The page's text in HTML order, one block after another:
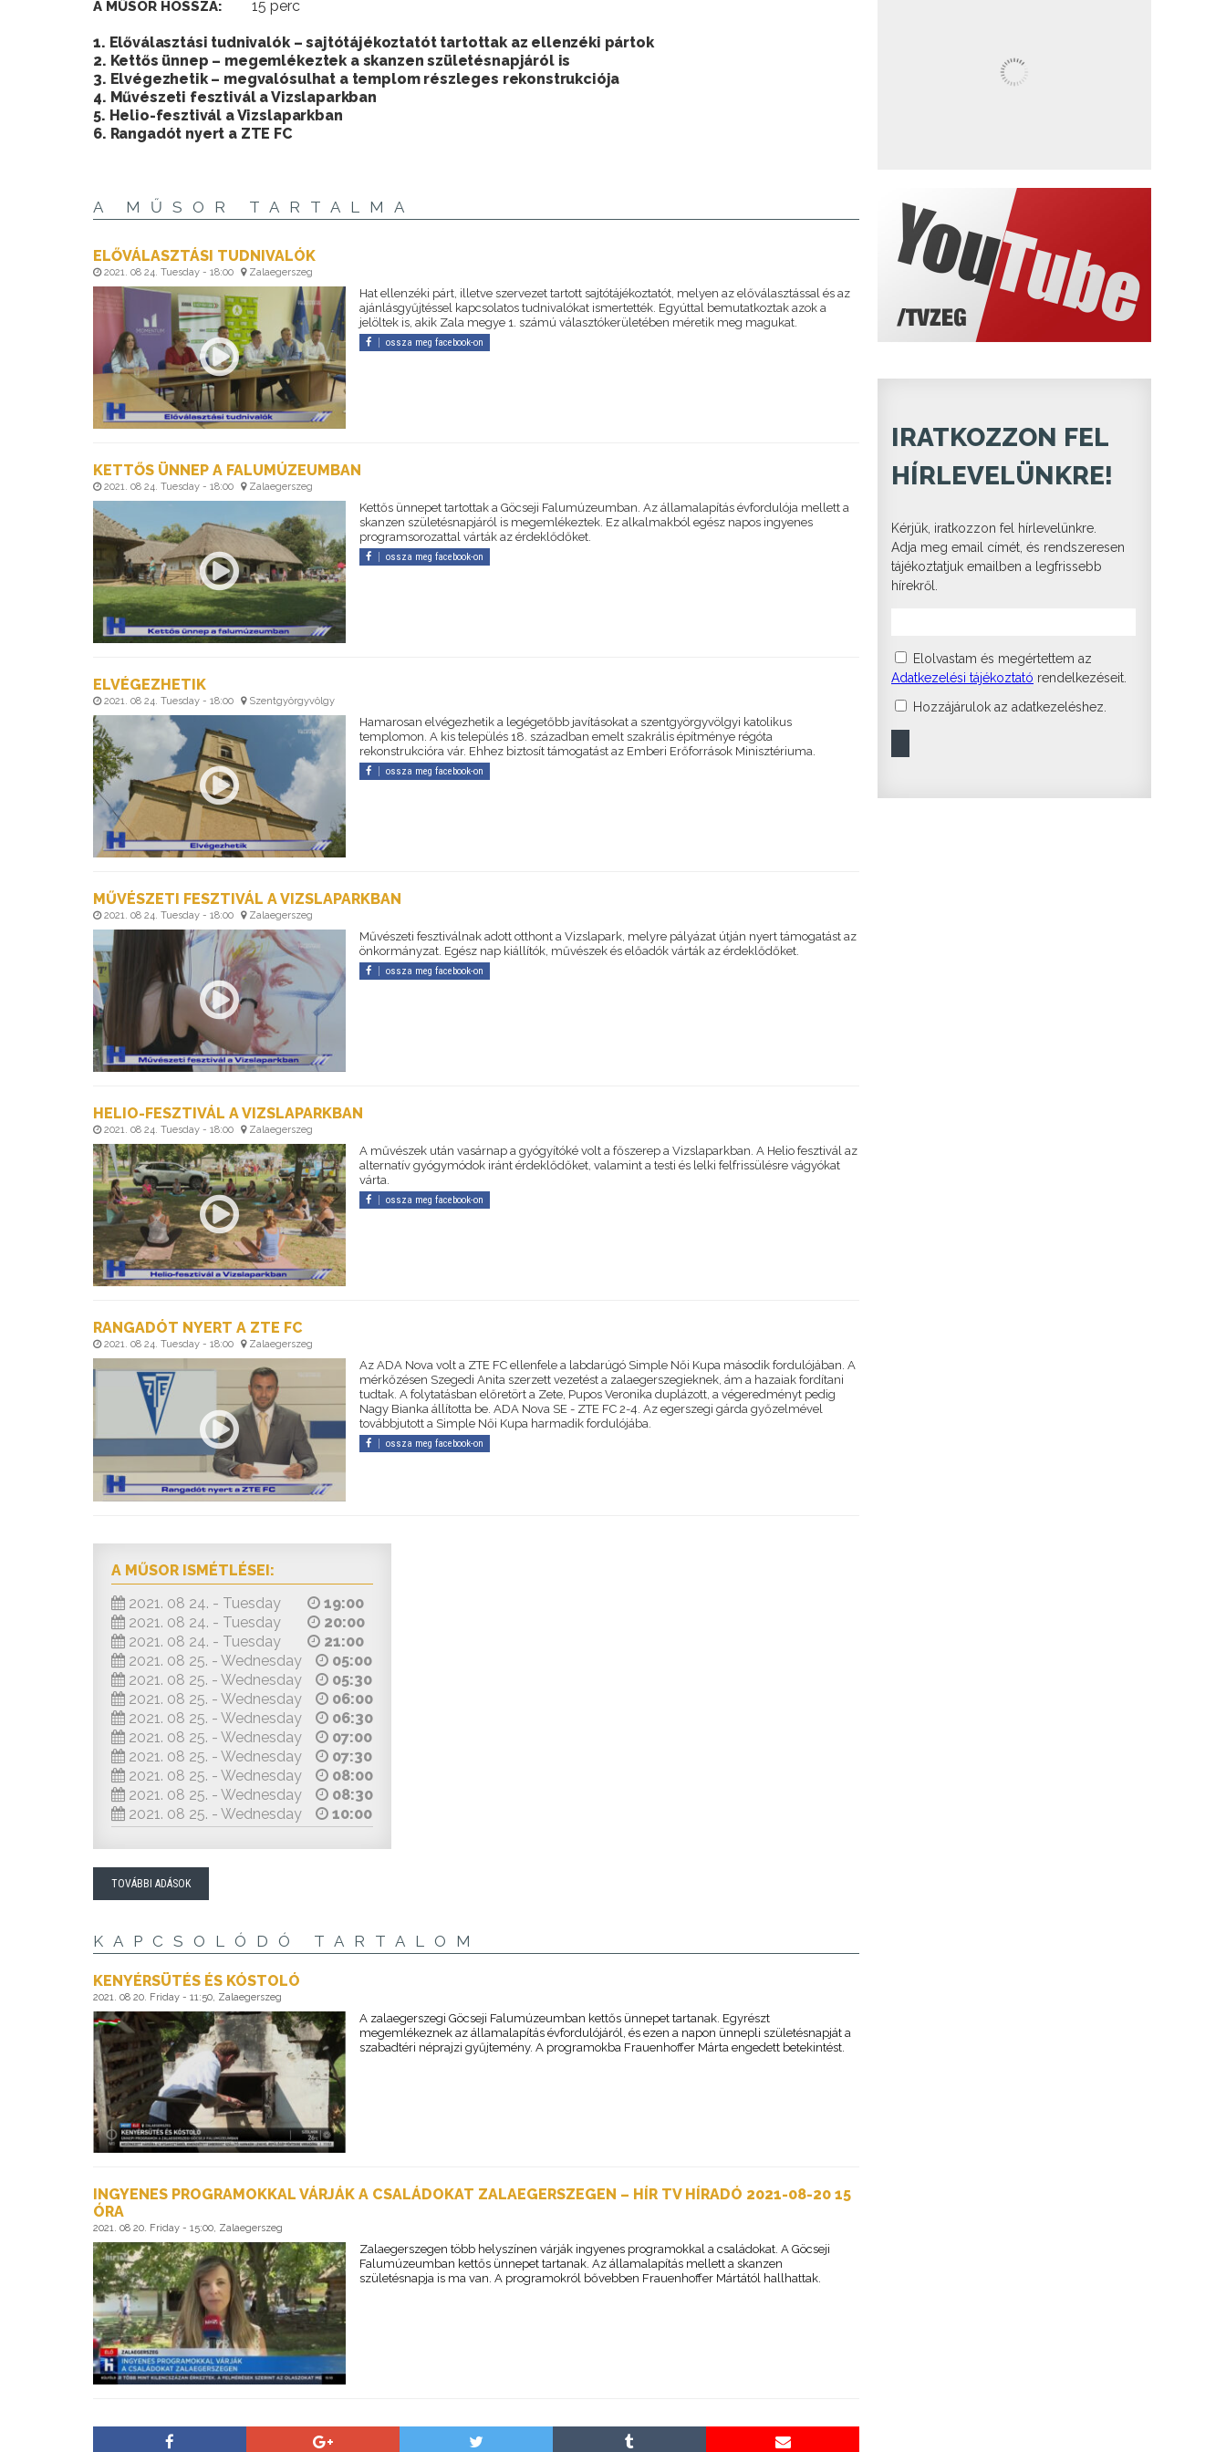
A MŰSOR HOSSZA: 15 perc
1. Előválasztási tudnivalók – sajtótájékoztatót tartottak az ellenzéki pártok
2. Kettős ünnep – megemlékeztek a skanzen születésnapjáról is
3. Elvégezhetik – megvalósulhat a templom részleges rekonstrukciója
4. Művészeti fesztivál a Vizslaparkban
5. Helio-fesztivál a Vizslaparkban
6. Rangadót nyert a ZTE FC
A MŰSOR TARTALMA
ELŐVÁLASZTÁSI TUDNIVALÓK
2021. 08 24. Tuesday - 18:00 Zalaegerszeg
Hat ellenzéki párt, illetve szervezet tartott sajtótájékoztatót, melyen az előválasztással és az
ajánlásgyűjtéssel kapcsolatos tudnivalókat ismertették. Egyúttal bemutatkoztak azok a
jelöltek is, akik Zala megye 1. számú választókerületében méretik meg magukat.
ossza meg facebook-on
KETTŐS ÜNNEP A FALUMÚZEUMBAN
2021. 08 24. Tuesday - 18:00 Zalaegerszeg
Kettős ünnepet tartottak a Göcseji Falumúzeumban. Az államalapítás évfordulója mellett a
skanzen születésnapjáról is megemlékeztek. Ez alkalmakból egész napos ingyenes
programsorozattal várták az érdeklődőket.
ossza meg facebook-on
ELVÉGEZHETIK
2021. 08 24. Tuesday - 18:00 Szentgyörgyvölgy
Hamarosan elvégezhetik a legégetőbb javításokat a szentgyörgyvölgyi katolikus
templomon. A kis település 18. században emelt szakrális építménye régóta
rekonstrukcióra vár. Ehhez biztosít támogatást az Emberi Erőforrások Minisztériuma.
ossza meg facebook-on
MŰVÉSZETI FESZTIVÁL A VIZSLAPARKBAN
2021. 08 24. Tuesday - 18:00 Zalaegerszeg
Művészeti fesztiválnak adott otthont a Vizslapark, melyre pályázat útján nyert támogatást az
önkormányzat. Egész nap kiállítók, művészek és előadók várták az érdeklődőket.
ossza meg facebook-on
HELIO-FESZTIVÁL A VIZSLAPARKBAN
2021. 08 24. Tuesday - 18:00 Zalaegerszeg
A művészek után vasárnap a gyógyítóké volt a főszerep a Vizslaparkban. A Helio fesztivál az
alternatív gyógymódok iránt érdeklődőket, valamint a testi és lelki felfrissülésre vágyókat
várta.
ossza meg facebook-on
RANGADÓT NYERT A ZTE FC
2021. 08 24. Tuesday - 18:00 Zalaegerszeg
Az ADA Nova volt a ZTE FC ellenfele a labdarúgó Simple Női Kupa második fordulójában. A
mérkőzésen Szegedi Anita szerzett vezetést a zalaegerszegieknek, ám a hazaiak fordítani
tudtak. A folytatásban előretört a Zete, Pupos Veronika duplázott, a végeredményt pedig
Nagy Bianka állította be. ADA Nova SE - ZTE FC 2-4. Az egerszegi gárda győzelmével
továbbjutott a Simple Női Kupa harmadik fordulójába.
ossza meg facebook-on
A MŰSOR ISMÉTLÉSEI:
2021. 08 24. - Tuesday
19:00
2021. 08 24. - Tuesday
20:00
2021. 08 24. - Tuesday
21:00
2021. 08 25. - Wednesday
05:00
2021. 08 25. - Wednesday
05:30
2021. 08 25. - Wednesday
06:00
2021. 08 25. - Wednesday
06:30
2021. 08 25. - Wednesday
07:00
2021. 08 25. - Wednesday
07:30
2021. 08 25. - Wednesday
08:00
2021. 08 25. - Wednesday
08:30
2021. 08 25. - Wednesday
10:00
TOVÁBBI ADÁSOK
KAPCSOLÓDÓ TARTALOM
KENYÉRSÜTÉS ÉS KÓSTOLÓ
2021. 08 20. Friday - 11:50, Zalaegerszeg
A zalaegerszegi Göcseji Falumúzeumban kettős ünnepet tartanak. Egyrészt
megemlékeznek az államalapítás évfordulójáról, és ezen a napon ünnepli születésnapját a
szabadtéri néprajzi gyűjtemény. A programokba Frauenhoffer Márta engedett betekintést.
INGYENES PROGRAMOKKAL VÁRJÁK A CSALÁDOKAT ZALAEGERSZEGEN – HÍR TV HÍRADÓ 2021-08-20 15
ÓRA
2021. 08 20. Friday - 15:00, Zalaegerszeg
Zalaegerszegen több helyszínen várják ingyenes programokkal a családokat. A Göcseji
Falumúzeumban kettős ünnepet tartanak. Az államalapítás mellett a skanzen
születésnapja is ma van. A programokról bővebben Frauenhoffer Mártától hallhattak.
IRATKOZZON FEL
HÍRLEVELÜNKRE!
Kérjük, iratkozzon fel hírlevelünkre.
Adja meg email címét, és rendszeresen
tájékoztatjuk emailben a legfrissebb
hírekről.
Elolvastam és megértettem az
Adatkezelési tájékoztató rendelkezéseit.
Hozzájárulok az adatkezeléshez.